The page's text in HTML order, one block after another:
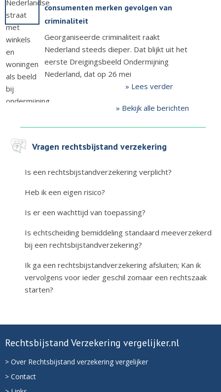
consumenten merken gevolgen van
criminaliteit
Georganiseerde criminaliteit raakt
Nederland steeds dieper. Dat blijkt uit het
eerste Dreigingsbeeld Ondermijning
Nederland, dat op 26 mei
» Lees verder
» Bekijk alle berichten
Vragen rechtsbijstand verzekering
Is een rechtsbijstandverzekering verplicht?
Heb ik een eigen risico?
Is er een wachttijd van toepassing?
Is echtscheiding bemiddeling standaard meeverzekerd
bij een rechtsbijstandverzekering?
Ik ga een rechtsbijstandverzekering afsluiten; Kan ik
vervolgens voor ieder geschil zomaar een rechtszaak
starten?
Rechtsbijstand Verzekering vergelijker.nl
> Over Rechtsbijstand verzekering vergelijker
> Contact